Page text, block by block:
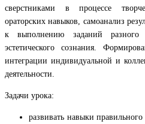
сверстниками в процессе
ораторских навыков, самоанализ
к выполнению заданий разного
эстетического сознания.
интеграции индивидуальной и
деятельности.
Задачи урока:
развивать навыки